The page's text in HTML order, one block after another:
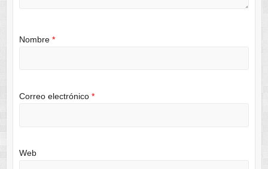
Nombre *
Correo electrónico *
Web